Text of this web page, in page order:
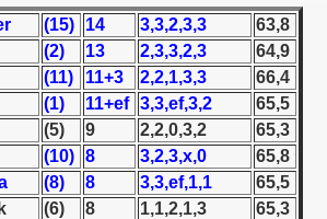
(15) 14 3,3,2,3,3
63,8
(2) 13 2,3,3,2,3
64,9
(11) 11+3 2,2,1,3,3
66,4
(1) 11+ef 3,3,ef,3,2
65,5
(5) 9 2,2,0,3,2
65,3
(10) 8 3,2,3,x,0
65,8
(8) 8 3,3,ef,1,1
65,5
(6) 8 1,1,2,1,3
65,3
programmes to exchange or sale)
Speedway Championship)